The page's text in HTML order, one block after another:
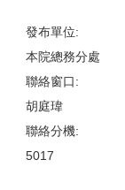
發布單位:
本院總務分處
聯絡窗口:
胡庭瑋
聯絡分機:
5017